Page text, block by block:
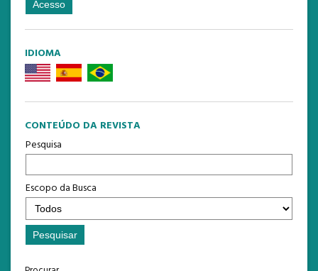
IDIOMA
CONTEÚDO DA REVISTA
Pesquisa
Escopo da Busca